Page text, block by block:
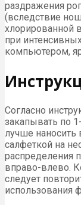
раздражения
(вследствие
хлорированной
при
компьютером,
Согласно
закапывать по
лучше наносить
салфеткой на
распределения
вправо-влево.
следует
использования